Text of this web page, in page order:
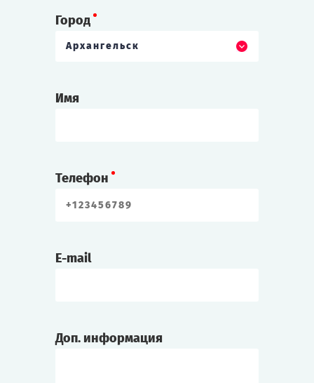
Город
Архангельск
Имя
Телефон
E-mail
Доп. информация